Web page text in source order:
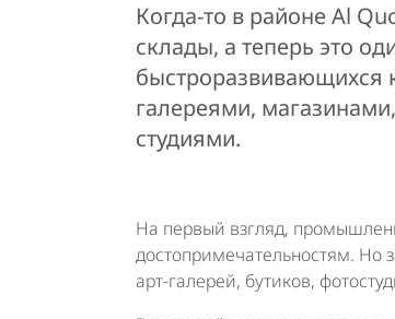
Когда-то в районе Al
склады, а теперь это
быстроразвивающихся
галереями,
студиями.
На первый взгляд,
достопримечательностям.
арт-галерей, бутиков,